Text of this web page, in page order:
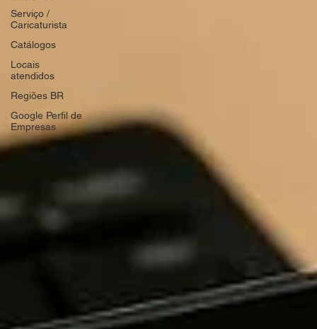
Serviço /
Caricaturista
Catálogos
Locais
atendidos
Regiões BR
Google Perfil de
Empresas